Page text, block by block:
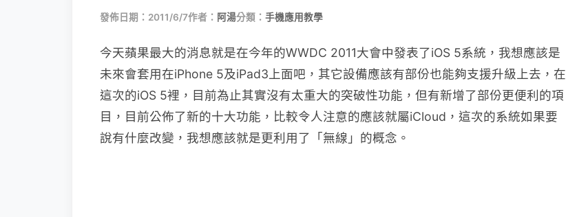
發佈日期：2011/6/7作者： 阿湯分類： 手機應用教學
今天蘋果最大的消息就是在今年的WWDC 2011大會中發表了iOS 5系統，我想應該是
未來會套用在iPhone 5及iPad3上面吧，其它設備應該有部份也能夠支援升級上去，在
這次的iOS 5裡，目前為止其實沒有太重大的突破性功能，但有新增了部份更便利的項
目，目前公佈了新的十大功能，比較令人注意的應該就屬iCloud，這次的系統如果要
說有什麼改變，我想應該就是更利用了「無線」的概念。